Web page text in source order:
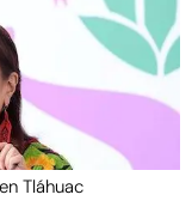
Tláhuac